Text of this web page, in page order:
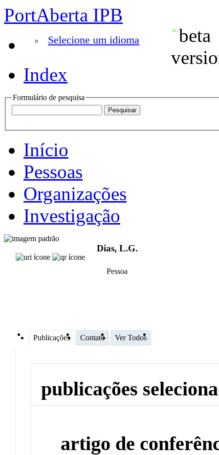
PortAberta IPB
Selecione um idioma
Index
Formulário de pesquisa
Início
Pessoas
Organizações
Investigação
Dias, L.G.
Pessoa
Publicações Contato Ver Todos
publicações
artigo de